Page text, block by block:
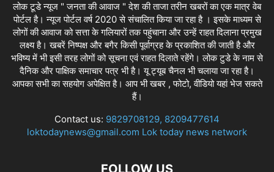
लोक टूडे न्यूज " जनता की आवाज " देश की ताजा तरीन खबरों का एक मात्र वेब
पोर्टल है। न्यूज पोर्टल वर्ष 2020 से संचालित किया जा रहा है । इसके माध्यम से
लोगों की आवाज को सत्ता के गलियारों तक पहुंचाना और उन्हें राहत दिलाना प्रमुख
लक्ष्य है। खबरें निष्पक्ष और बगैर किसी पूर्वाग्रह के प्रकाशित की जाती है और
भविष्य में भी इसी तरह लोगों को सूचना एवं राहत दिलाते रहेंगे। लोक टुडे के नाम से
दैनिक और पाक्षिक समाचार पत्र भी है। यू ट्यूब चैनल भी चलाया जा रहा है।
आपका सभी का सहयोग अपेक्षित है। आप भी खबर , फोटो, वीडियो यहां भेज सकते
हैं।
Contact us: 9829708129, 8209477614
loktodaynews@gmail.com Lok today news network
FOLLOW US